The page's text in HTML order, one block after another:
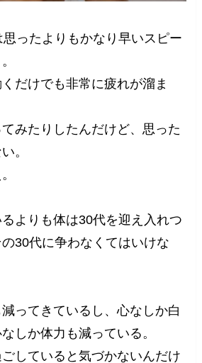
ったよりもかなり早いスピー
だけでも非常に疲れが溜ま
みたりしたんだけど、思った
。
よりも体は30代を迎え入れつ
30代に争わなくてはいけな
ってきているし、心なしか白
しか体力も減っている。
していると気づかないんだけ